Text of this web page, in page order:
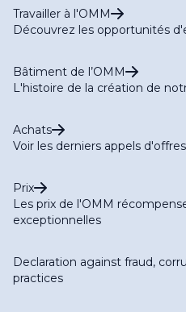
Travailler à l'OMM
Découvrez les opportunités
Bâtiment de l’OMM
L'histoire de la création de
Achats
Voir les derniers appels d'offres
Prix
Les prix de l'OMM
exceptionnelles
Declaration against fraud,
practices